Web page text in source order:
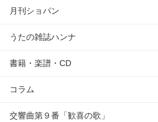
月刊ショパン
うたの雑誌ハンナ
書籍・楽譜・CD
コラム
交響曲第９番「歓喜の歌」